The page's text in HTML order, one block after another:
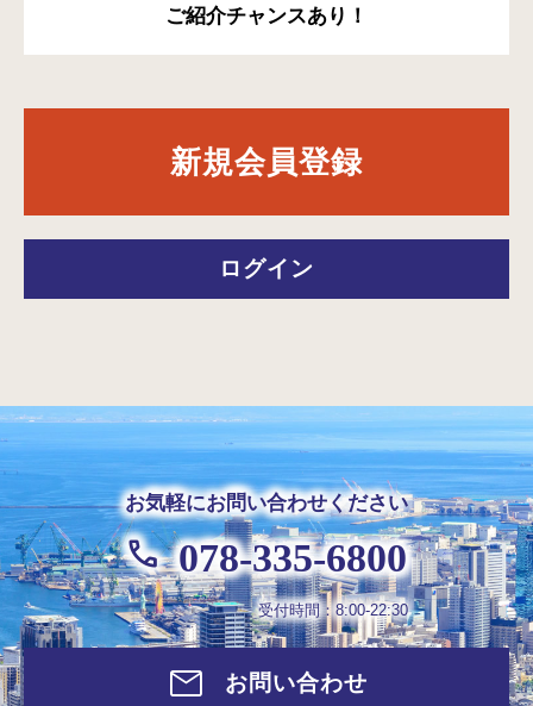
ご紹介チャンスあり！
新規会員登録
ログイン
お気軽にお問い合わせください
078-335-6800
受付時間：8:00-22:30
お問い合わせ